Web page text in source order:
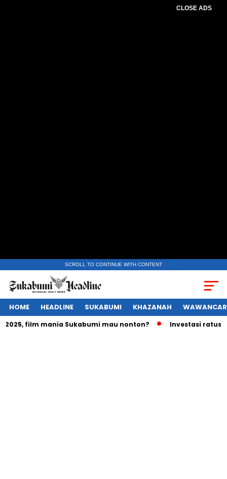
CLOSE ADS
SCROLL TO CONTINUE WITH CONTENT
HOME HEADLINE SUKABUMI KHAZANAH
film mania Sukabumi mau nonton? Investasi ratusan